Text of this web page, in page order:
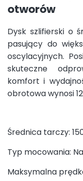
otworów
Dysk szlifierski o
pasujący do
oscylacyjnych.
skuteczne
komfort i
obrotowa wynosi
Średnica tarczy:
Typ mocowania:
Maksymalna